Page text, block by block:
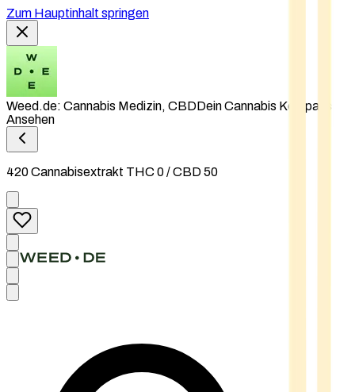
Zum Hauptinhalt springen
Weed.de: Cannabis Medizin, CBDDein Cannabis Kompass
Ansehen
420 Cannabisextrakt THC 0 / CBD 50